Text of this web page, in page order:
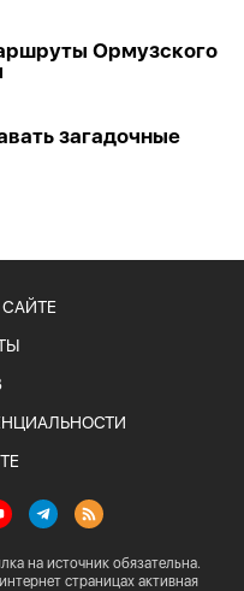
Ормузского
загадочные
на источник обязательна.
страницах активная